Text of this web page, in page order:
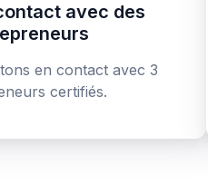
avec des
en contact avec 3
certifiés.